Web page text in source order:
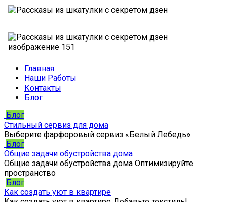
Главная
Наши Работы
Контакты
Блог
Блог
Стильный сервиз для дома
Выберите фарфоровый сервиз «Белый Лебедь»
Блог
Общие задачи обустройства дома
Общие задачи обустройства дома Оптимизируйте
пространство
Блог
Как создать уют в квартире